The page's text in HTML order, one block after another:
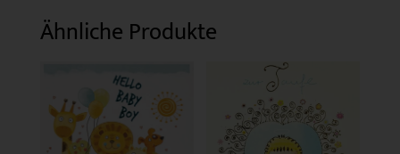
Ähnliche Produkte